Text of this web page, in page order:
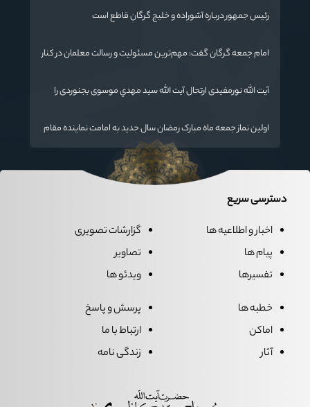
رئیس جمهور درباره آشوراده و خلیج گرگان قاطع است
امام جمعه گرگان گفت: مهم‌ترین مسئولیت و رسالت معلمان در کنار
مفید برای آینده ایران اسلامی است.
آیت الله نورمفیدی ارتحال آیت الله سيد مهدي موسوی بجنوردی را
اولین نماز جمعه ماه مبارک رمضان سال جدید به امامت نماینده مقام
معظم رهبری دراستان گلستان اقامه می گردد.
دسترسی سریع
اخبار و اطلاعیه ها
پیام ها
تفسیرها
گزارشات تصویری
تصاویر
ویدئو ها
خطبه ها
اماکن
آثار
پرسش و پاسخ
ارتباط با ما
زندگی نامه